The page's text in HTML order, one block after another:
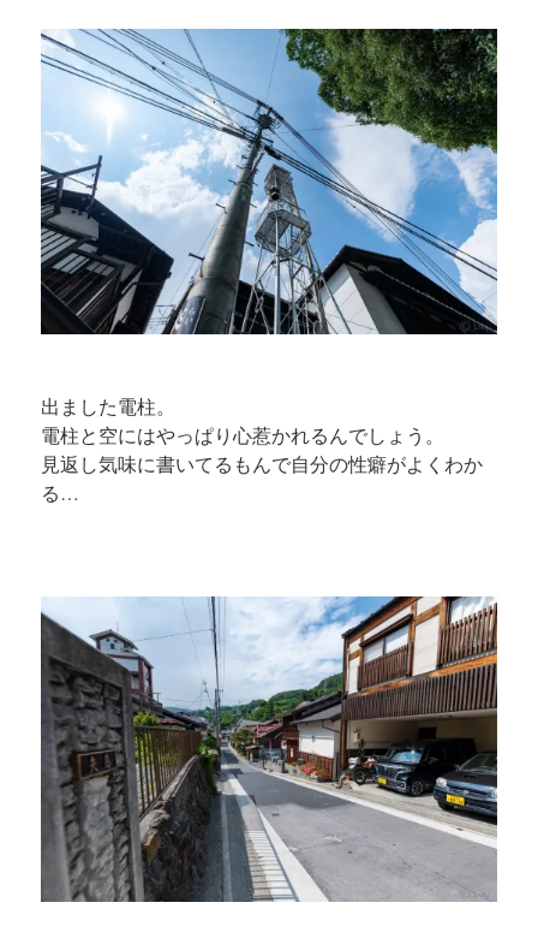
出ました電柱。
電柱と空にはやっぱり心惹かれるんでしょう。
見返し気味に書いてるもんで自分の性癖がよくわか
る…